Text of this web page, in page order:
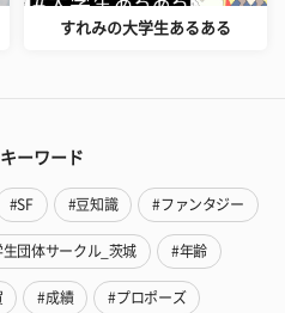
すれみの大学生あるある
ーワード
#SF #豆知識 #ファンタジー
生団体サークル_茨城 #年齢
#成績 #プロポーズ